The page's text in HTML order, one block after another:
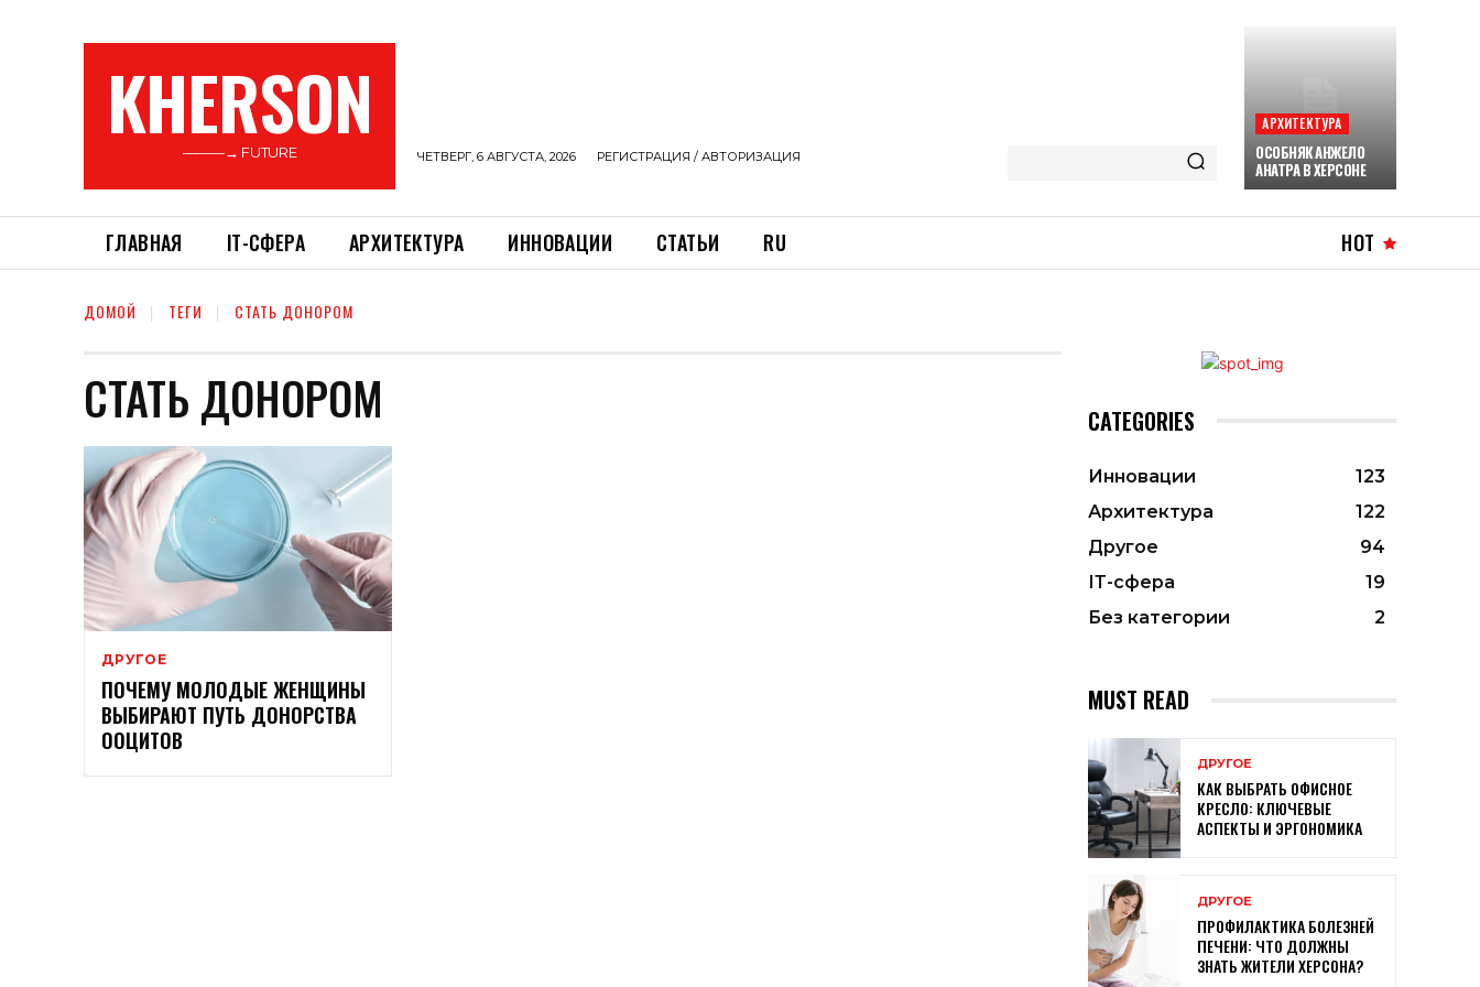
KHERSON
———→ FUTURE ЧЕТВЕРГ, 6 АВГУСТА, 2026 РЕГИСТРАЦИЯ / АВТОРИЗАЦИЯ
АРХИТЕКТУРА
ОСОБНЯК АНЖЕЛО
АНАТРА В ХЕРСОНЕ
ГЛАВНАЯ ІТ-СФЕРА АРХИТЕКТУРА ИННОВАЦИИ СТАТЬИ RU HOT
ДОМОЙ ТЕГИ СТАТЬ ДОНОРОМ
СТАТЬ ДОНОРОМ
ДРУГОЕ
ПОЧЕМУ МОЛОДЫЕ ЖЕНЩИНЫ
ВЫБИРАЮТ ПУТЬ ДОНОРСТВА
ООЦИТОВ
CATEGORIES
Инновации
123
Архитектура
122
Другое
94
ІТ-сфера
19
Без категории
2
MUST READ
ДРУГОЕ
КАК ВЫБРАТЬ ОФИСНОЕ
КРЕСЛО: КЛЮЧЕВЫЕ
АСПЕКТЫ И ЭРГОНОМИКА
ДРУГОЕ
ПРОФИЛАКТИКА БОЛЕЗНЕЙ
ПЕЧЕНИ: ЧТО ДОЛЖНЫ
ЗНАТЬ ЖИТЕЛИ ХЕРСОНА?